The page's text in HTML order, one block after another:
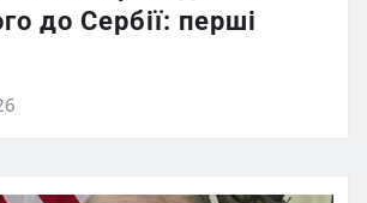
до Сербії: перші